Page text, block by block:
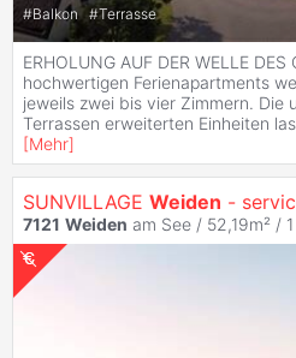
#Balkon #Terrasse
ERHOLUNG AUF DER WELLE
hochwertigen Ferienapartments
jeweils zwei bis vier Zimmern. Die
Terrassen erweiterten Einheiten
[Mehr]
SUNVILLAGE Weiden - serviced
7121 Weiden am See / 52,19m² /